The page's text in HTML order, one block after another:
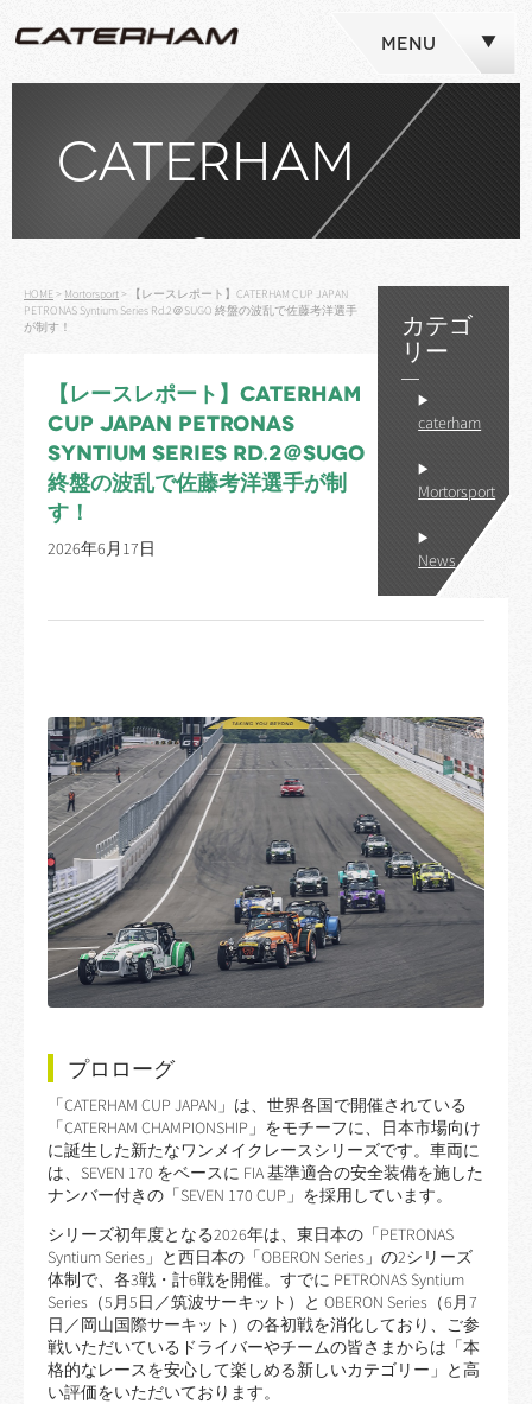
MENU
CATERHAM
NEWS
カテゴ
リー
caterham
Mortorsport
News
HOME> Mortorsport>
【レースレポート】CATERHAM CUP JAPAN
PETRONAS Syntium Series Rd.2＠SUGO 終盤の波乱で佐藤考洋選手
が制す！
【レースレポート】CATERHAM
CUP JAPAN PETRONAS
SYNTIUM SERIES RD.2＠SUGO
終盤の波乱で佐藤考洋選手が制
す！
2026年6月17日
プロローグ
「CATERHAM CUP JAPAN」は、世界各国で開催されている
「CATERHAM CHAMPIONSHIP」をモチーフに、日本市場向け
に誕生した新たなワンメイクレースシリーズです。車両に
は、SEVEN 170 をベースに FIA 基準適合の安全装備を施した
ナンバー付きの「SEVEN 170 CUP」を採用しています。
シリーズ初年度となる2026年は、東日本の「PETRONAS
Syntium Series」と西日本の「OBERON Series」の2シリーズ
体制で、各3戦・計6戦を開催。すでに PETRONAS Syntium
Series（5月5日／筑波サーキット）と OBERON Series（6月7
日／岡山国際サーキット）の各初戦を消化しており、ご参
戦いただいているドライバーやチームの皆さまからは「本
格的なレースを安心して楽しめる新しいカテゴリー」と高
い評価をいただいております。